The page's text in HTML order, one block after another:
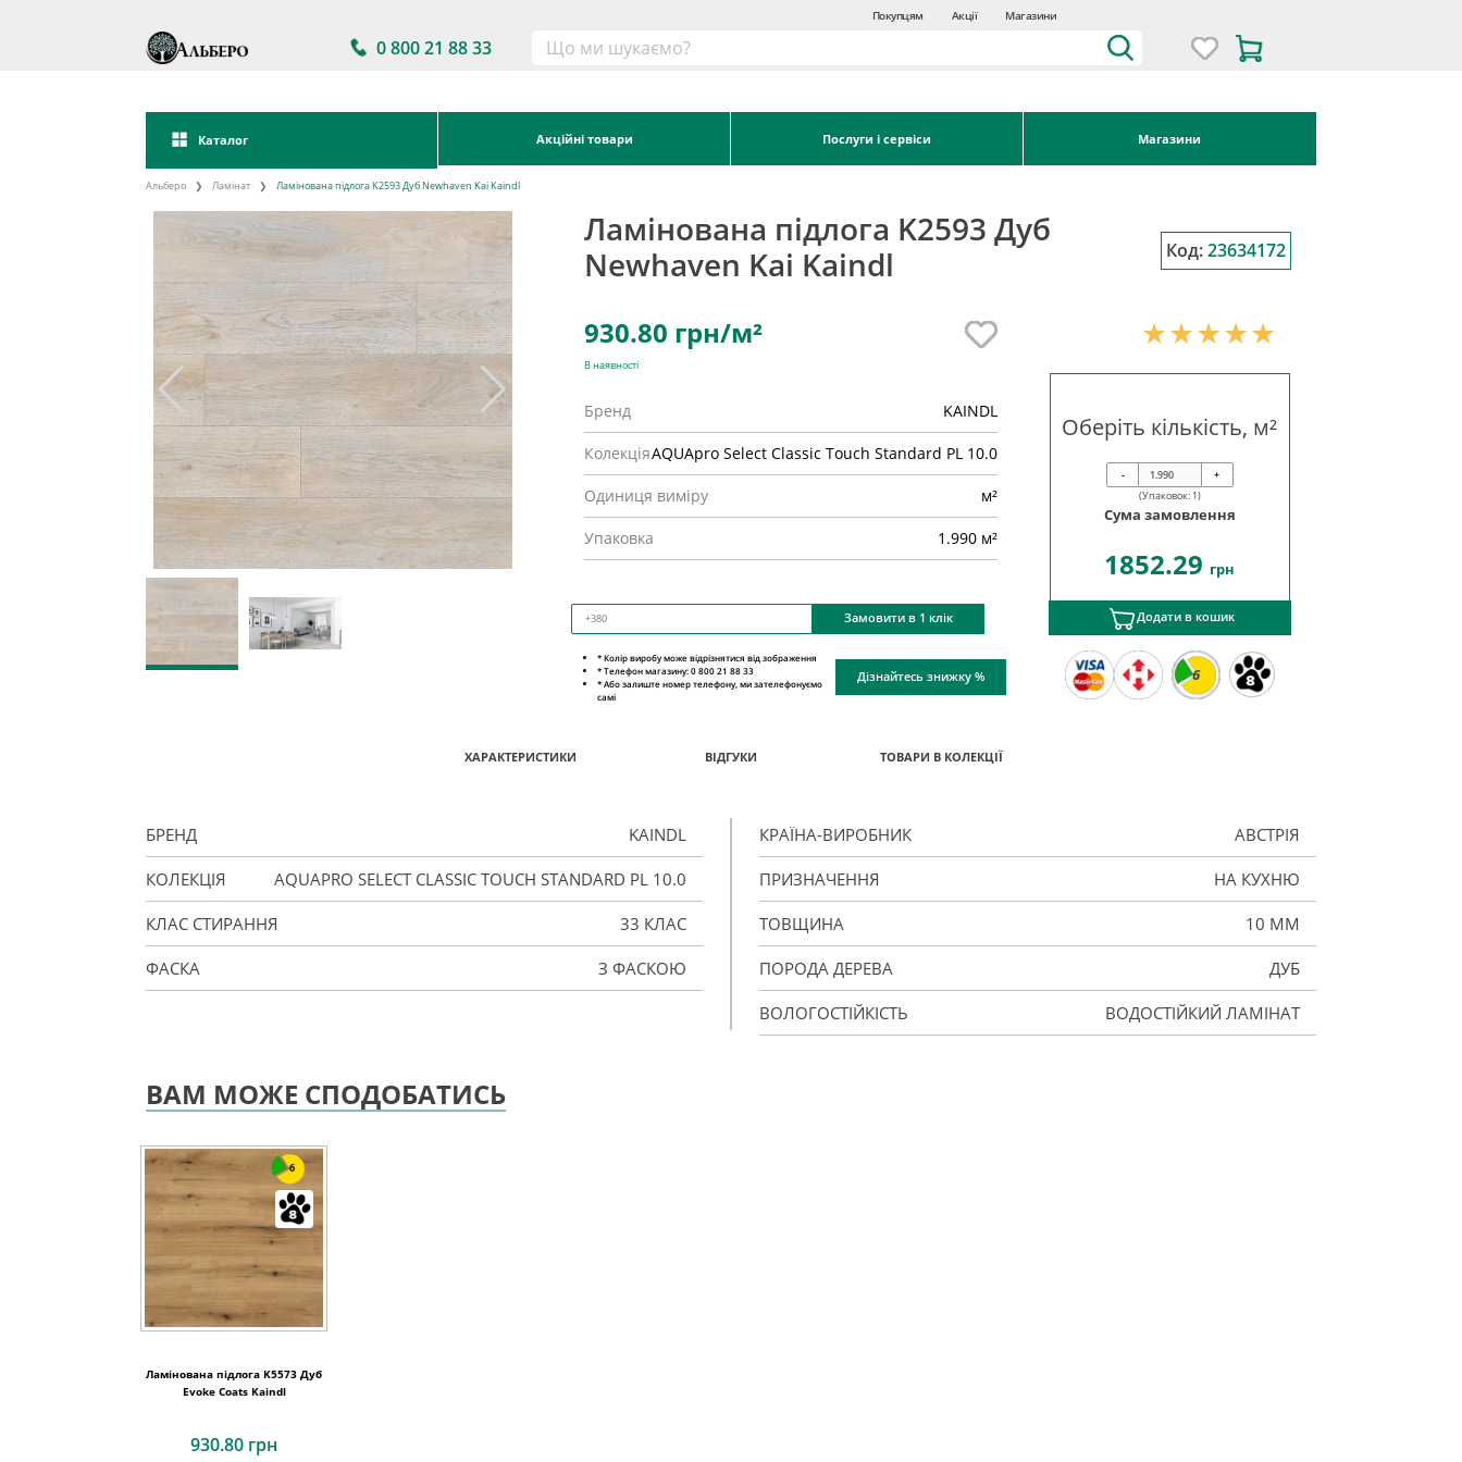
Покупцям Акції Магазини
0 800 21 88 33
Каталог Акційні товари Послуги і сервіси Магазини
Альберо Ламінат Ламінована підлога K2593 Дуб Newhaven Kai Kaindl
Ламінована підлога K2593 Дуб
Newhaven Kai Kaindl
Код: 23634172
930.80 грн/м²
В наявності
Бренд KAINDL
КолекціяAQUApro Select Classic Touch Standard PL 10.0
Одиниця виміру м²
Упаковка 1.990 м²
Замовити в 1 клік
Оберіть кількість, м²
-
+
(Упаковок: 1)
Сума замовлення
1852.29 грн
Додати в кошик
6
* Колір виробу може відрізнятися від зображення
* Телефон магазину: 0 800 21 88 33
* Або залиште номер телефону, ми зателефонуємо
самі
Дізнайтесь знижку %
ХАРАКТЕРИСТИКИ ВІДГУКИ ТОВАРИ В КОЛЕКЦІЇ
БРЕНД KAINDL
КОЛЕКЦІЯ AQUAPRO SELECT CLASSIC TOUCH STANDARD PL 10.0
КЛАС СТИРАННЯ 33 КЛАС
ФАСКА З ФАСКОЮ
КРАЇНА-ВИРОБНИК АВСТРІЯ
ПРИЗНАЧЕННЯ НА КУХНЮ
ТОВЩИНА 10 ММ
ПОРОДА ДЕРЕВА ДУБ
ВОЛОГОСТІЙКІСТЬ ВОДОСТІЙКИЙ ЛАМІНАТ
ВАМ МОЖЕ СПОДОБАТИСЬ
6
Ламінована підлога K5573 Дуб
Evoke Coats Kaindl
930.80 грн